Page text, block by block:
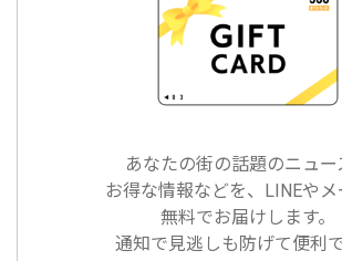
あなたの街の話題のニュー
お得な情報などを、LINEやメ
無料でお届けします。
通知で見逃しも防げて便利